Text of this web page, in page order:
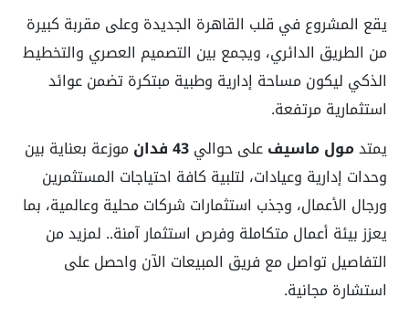
يقع المشروع في قلب القاهرة الجديدة وعلى مقربة كبيرة
من الطريق الدائري، ويجمع بين التصميم العصري والتخطيط
الذكي ليكون مساحة إدارية وطبية مبتكرة تضمن عوائد
استثمارية مرتفعة.
يمتدمول ماسيفعلى حوالي43 فدان
موزعة بعناية بين
وحدات إدارية وعيادات، لتلبية كافة احتياجات المستثمرين
ورجال الأعمال، وجذب استثمارات شركات محلية وعالمية، بما
يعزز بيئة أعمال متكاملة وفرص استثمار آمنة.. لمزيد من
التفاصيل تواصل مع فريق المبيعات الآن واحصل على
استشارة مجانية.